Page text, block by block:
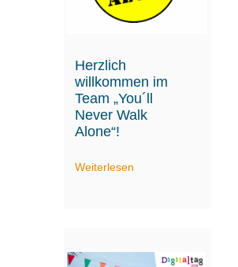
Herzlich
willkommen im
Team „You´ll
Never Walk
Alone“!
Weiterlesen